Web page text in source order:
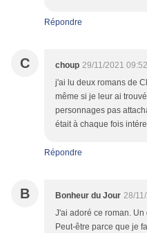
Répondre
C choup 29/11/2021 09:52
j'ai lu deux romans de
même si je leur ai
personnages pas
était à chaque fois
Répondre
B Bonheur du Jour 28/
J'ai adoré ce roman.
Peut-être parce que je